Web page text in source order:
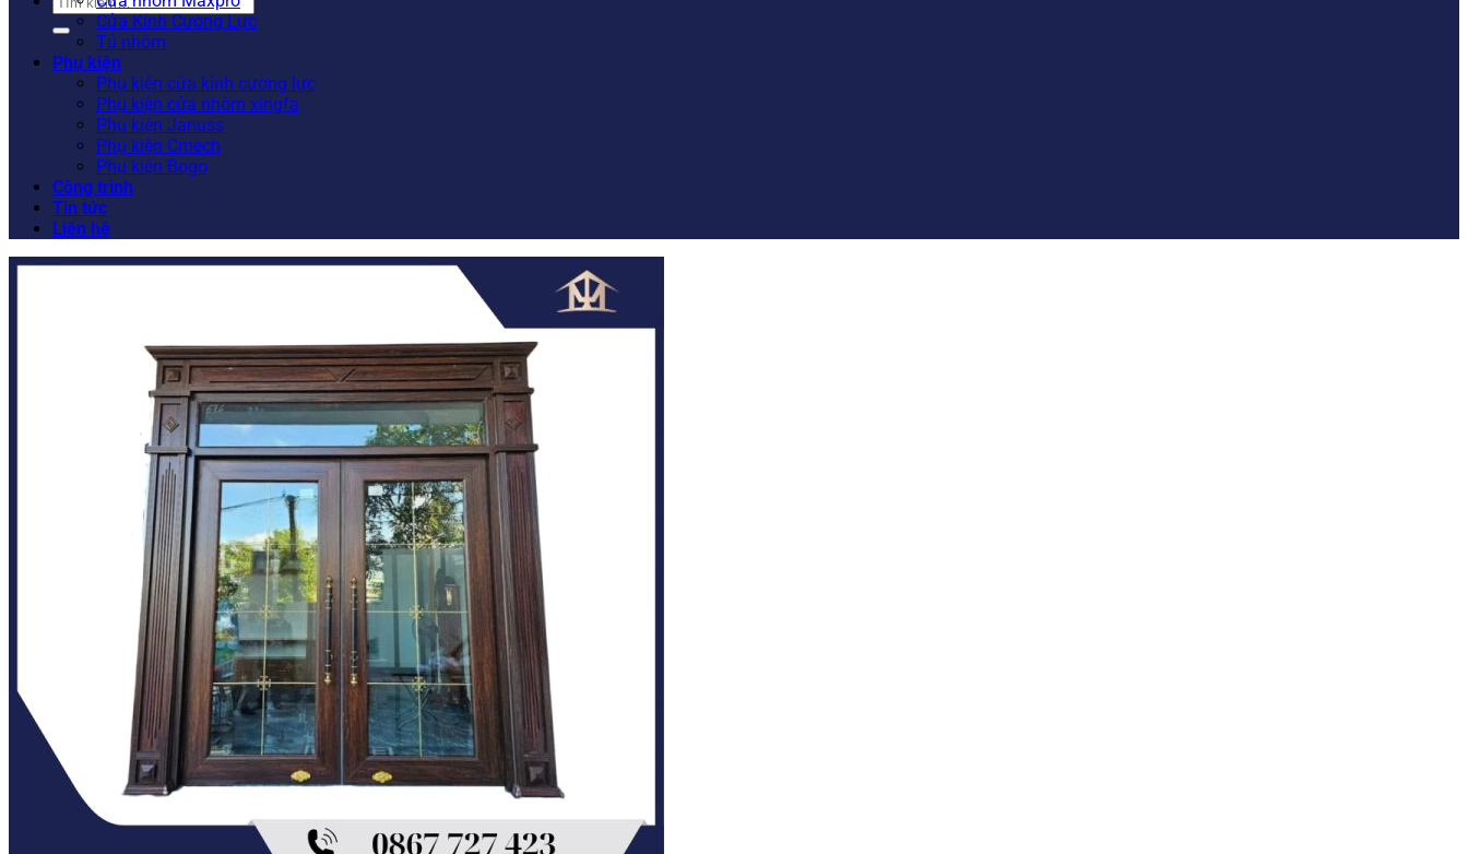
kiếm:Cửa Kính Cường Lực
Tủ nhôm
Phụ kiện
Phụ kiện cửa kính cường lực
Phụ kiện cửa nhôm xingfa
Phụ kiện Januss
Phụ kiện Cmech
Phụ kiện Bogo
Công trình
Tin tức
Liên hệ